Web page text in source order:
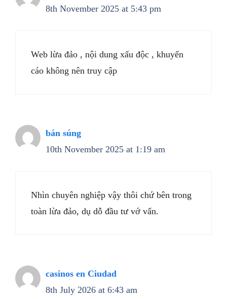
8th November 2025 at 5:43 pm
Web lừa đảo , nội dung xấu độc , khuyến
cáo không nên truy cập
bán súng
10th November 2025 at 1:19 am
Nhìn chuyên nghiệp vậy thôi chứ bên trong
toàn lừa đảo, dụ dỗ đầu tư vớ vẩn.
casinos en Ciudad
8th July 2026 at 6:43 am